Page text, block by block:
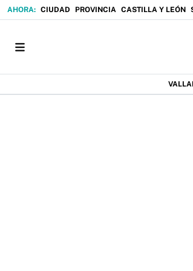
CIUDAD PROVINCIA CASTILLA Y LEÓN